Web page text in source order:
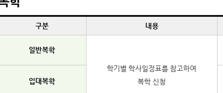
구분 내용
일반복학
학기별 학사일정표를 참고하여
복학 신청
입대복학